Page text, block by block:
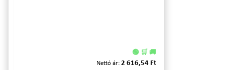
🟢 🛒 🚚
Nettó ár: 2 616,54 Ft